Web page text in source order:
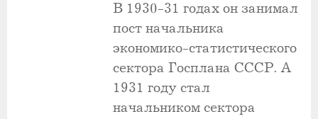
В 1930-31 годах он занимал
пост начальника
экономико-статистического
сектора Госплана СССР. А
1931 году стал
начальником сектора